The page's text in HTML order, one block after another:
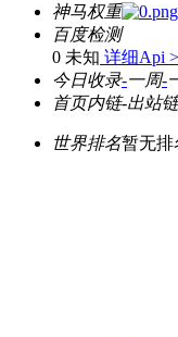
神马权重
百度检测
0 未知 详细Api >
今日收录-一周-
首页内链-出站
世界排名暂无排